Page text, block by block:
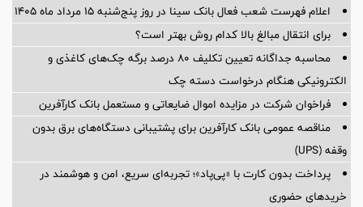
اعلام فهرست شعب فعال بانک سینا در روز پنج‌شنبه 15 مرداد ماه 1405
برای انتقال مبالغ بالا کدام روش بهتر است؟
محاسبه جداگانه تعیین تکلیف 80 درصد برگه چک‌های کاغذی و
الکترونیکی هنگام درخواست دسته چک
فراخوان شرکت در مزایده اموال ضایعاتی و مستعمل بانک کارآفرین
مناقصه عمومی بانک کارآفرین برای پشتیبانی دستگاه‌های برق بدون
وقفه (UPS)
پرداخت بدون کارت با «پی‌پاد»؛ تجربه‌ای سریع، امن و هوشمند در
خریدهای حضوری